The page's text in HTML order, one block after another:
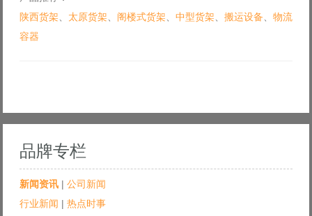
陕西货架
太原货架 阁楼式货架 中型货架 搬运设备
物流
容器
品牌专栏
新闻资讯 | 公司新闻
行业新闻 | 热点时事